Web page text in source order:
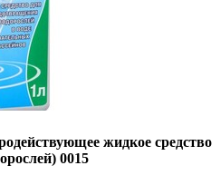
жидкое средство
0015